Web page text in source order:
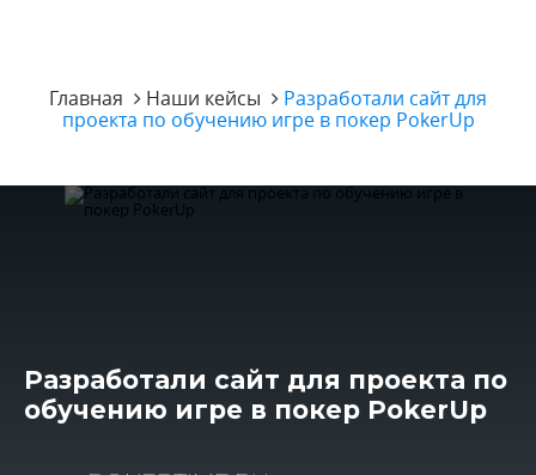
Главная Наши кейсы
Разработали сайт для
проекта по обучению игре в покер PokerUp
Разработали сайт для проекта по
обучению игре в покер PokerUp